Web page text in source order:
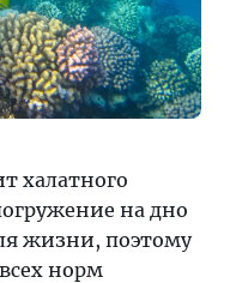
халатного
на дно
жизни, поэтому
норм